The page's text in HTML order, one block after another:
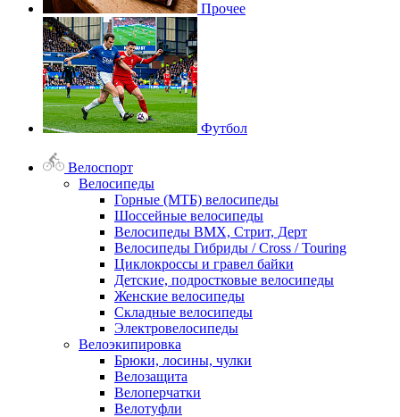
Прочее
Футбол
Велоспорт
Велосипеды
Горные (МТБ) велосипеды
Шоссейные велосипеды
Велосипеды BMX, Стрит, Дерт
Велосипеды Гибриды / Cross / Touring
Циклокроссы и гравел байки
Детские, подростковые велосипеды
Женские велосипеды
Складные велосипеды
Электровелосипеды
Велоэкипировка
Брюки, лосины, чулки
Велозащита
Велоперчатки
Велотуфли